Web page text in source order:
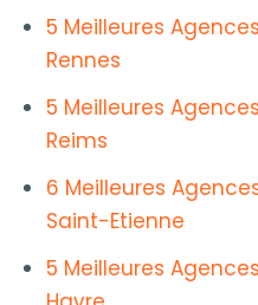
5 Meilleures
Rennes
5 Meilleures
Reims
6 Meilleures
Saint-Etienne
5 Meilleures